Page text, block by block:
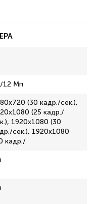
12 Мп
(30 кадр./сек.),
(25 кадр./
1920x1080 (30
сек.), 1920x1080
кадр./